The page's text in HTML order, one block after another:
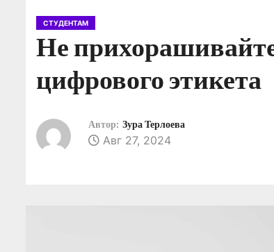
СТУДЕНТАМ
Не
цифрового этикета
Автор: Зура Терлоева
Авг 27, 2024